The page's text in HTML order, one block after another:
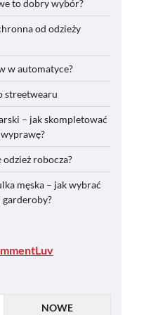
to dobry wybór?
od odzieży
w automatyce?
streetwearu
– jak skompletować
robocza?
męska – jak wybrać
NOWE